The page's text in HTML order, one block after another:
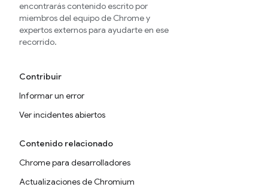
encontrarás contenido escrito por
miembros del equipo de Chrome y
expertos externos para ayudarte en ese
recorrido.
Contribuir
Informar un error
Ver incidentes abiertos
Contenido relacionado
Chrome para desarrolladores
Actualizaciones de Chromium